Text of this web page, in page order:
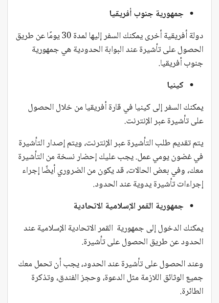
جمهورية جنوب أفريقيا
دولة أفريقية أخرى يمكنك السفر إليها لمدة 30 يومًا عن طريق
الحصول على تأشيرة عند البوابة الحدودية هي جمهورية
جنوب أفريقيا.
كينيا
يمكنك السفر إلى كينيا في قارة أفريقيا من خلال الحصول
على تأشيرة عبر الإنترنت.
يتم تقديم طلب التأشيرة عبر الإنترنت، ويتم إصدار التأشيرة
في غضون يومي عمل. يجب عليك إحضار نسخة من التأشيرة
معك، وفي بعض الحالات، قد يكون من الضروري أيضًا إجراء
إجراءات تأشيرة يدوية عند الحدود.
جمهورية القمر الإسلامية الاتحادية
يمكنك الدخول إلى جمهورية القمر الاتحادية الإسلامية عند
الحدود عن طريق الحصول على تأشيرة.
وعند الحصول على تأشيرة عند الحدود، يجب أن تحمل معك
جميع الوثائق اللازمة مثل الدعوة، وحجز الفندق، وتذكرة
الطائرة.